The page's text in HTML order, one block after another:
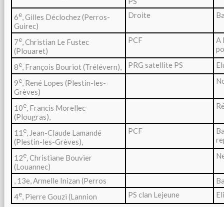
6e, Gilles Déclochez (Perros-
Guirec)
Droite
7e, Christian Le Fustec
(Plouaret)
PCF
A
8e, François Bouriot (Trélévern), PRG satellite PS
9e, René Lopes (Plestin-les-
Grèves)
10e, Francis Morellec
(Plougras),
11 e, Jean-Claude Lamandé
(Plestin-les-Grèves),
PCF
12e, Christiane Bouvier
(Louannec)
, 13e, Armelle Inizan (Perros
4e, Pierre Gouzi (Lannion PS clan Lejeune